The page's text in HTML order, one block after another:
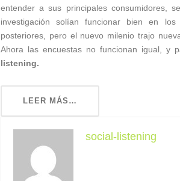
entender a sus principales consumidores,
investigación solían funcionar bien en
posteriores, pero el nuevo milenio trajo
Ahora las encuestas no funcionan igual, y
listening.
LEER MÁS…
social-listening